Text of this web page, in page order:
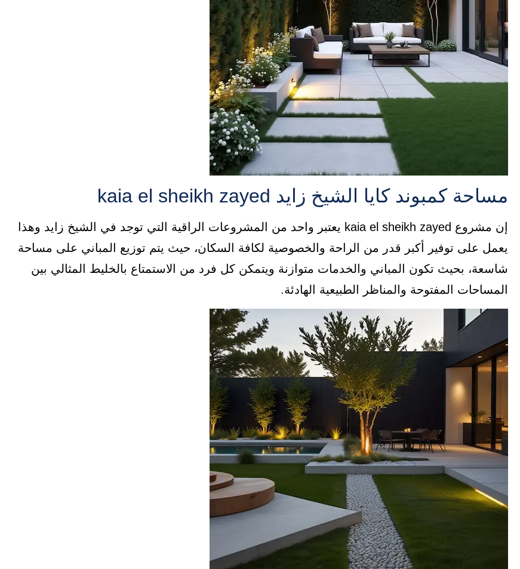
مساحة كمبوند كايا الشيخ زايد kaia el sheikh zayed
إن مشروع kaia el sheikh zayed يعتبر واحد من المشروعات الراقية التي توجد في الشيخ زايد وهذا
يعمل على توفير أكبر قدر من الراحة والخصوصية لكافة السكان، حيث يتم توزيع المباني على مساحة
شاسعة، بحيث تكون المباني والخدمات متوازنة ويتمكن كل فرد من الاستمتاع بالخليط المثالي بين
المساحات المفتوحة والمناظر الطبيعية الهادئة.